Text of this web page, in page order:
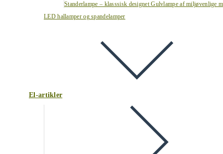
Standerlampe – klasssisk designet Gulvlampe af miljøvenlige
LED hallamper og spandelamper
El-artikler